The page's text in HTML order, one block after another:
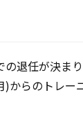
退任が決ま
からのトレ